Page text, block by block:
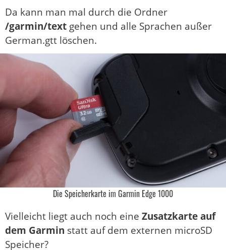
Da kann man mal durch die Ordner
/garmin/text gehen und alle Sprachen außer
German.gtt löschen.
Die Speicherkarte im Garmin Edge 1000
Vielleicht liegt auch noch eine Zusatzkarte auf
dem Garmin statt auf dem externen microSD
Speicher?